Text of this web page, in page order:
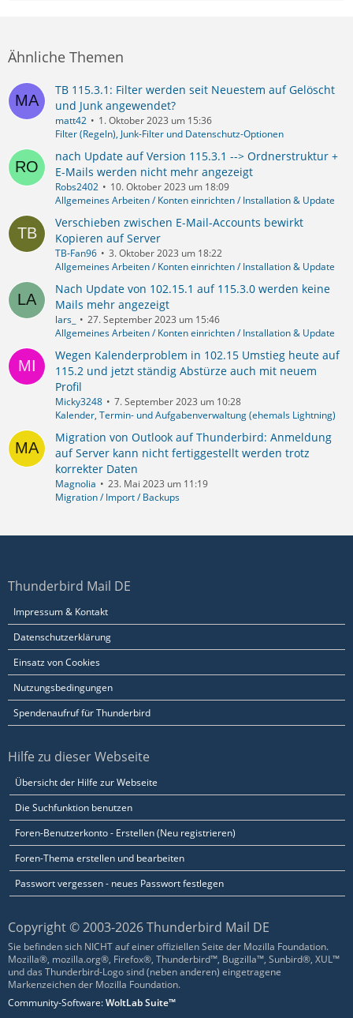
Ähnliche Themen
TB 115.3.1: Filter werden seit Neuestem auf Gelöscht
und Junk angewendet?
matt42
1. Oktober 2023 um 15:36
Filter (Regeln), Junk-Filter und Datenschutz-Optionen
nach Update auf Version 115.3.1 --> Ordnerstruktur +
E-Mails werden nicht mehr angezeigt
Robs2402
10. Oktober 2023 um 18:09
Allgemeines Arbeiten / Konten einrichten / Installation & Update
Verschieben zwischen E-Mail-Accounts bewirkt
Kopieren auf Server
TB-Fan96
3. Oktober 2023 um 18:22
Allgemeines Arbeiten / Konten einrichten / Installation & Update
Nach Update von 102.15.1 auf 115.3.0 werden keine
Mails mehr angezeigt
lars_
27. September 2023 um 15:46
Allgemeines Arbeiten / Konten einrichten / Installation & Update
Wegen Kalenderproblem in 102.15 Umstieg heute auf
115.2 und jetzt ständig Abstürze auch mit neuem
Profil
Micky3248
7. September 2023 um 10:28
Kalender, Termin- und Aufgabenverwaltung (ehemals Lightning)
Migration von Outlook auf Thunderbird: Anmeldung
auf Server kann nicht fertiggestellt werden trotz
korrekter Daten
Magnolia
23. Mai 2023 um 11:19
Migration / Import / Backups
Thunderbird Mail DE
Impressum & Kontakt
Datenschutzerklärung
Einsatz von Cookies
Nutzungsbedingungen
Spendenaufruf für Thunderbird
Hilfe zu dieser Webseite
Übersicht der Hilfe zur Webseite
Die Suchfunktion benutzen
Foren-Benutzerkonto - Erstellen (Neu registrieren)
Foren-Thema erstellen und bearbeiten
Passwort vergessen - neues Passwort festlegen
Copyright © 2003-2026 Thunderbird Mail DE
Sie befinden sich NICHT auf einer offiziellen Seite der Mozilla Foundation.
Mozilla®, mozilla.org®, Firefox®, Thunderbird™, Bugzilla™, Sunbird®, XUL™
und das Thunderbird-Logo sind (neben anderen) eingetragene
Markenzeichen der Mozilla Foundation.
Community-Software:WoltLab Suite™